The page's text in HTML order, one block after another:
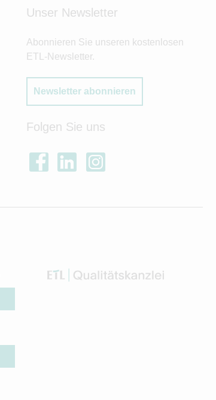
Unser Newsletter
Abonnieren Sie unseren kostenlosen
ETL-Newsletter.
Newsletter abonnieren
Folgen Sie uns